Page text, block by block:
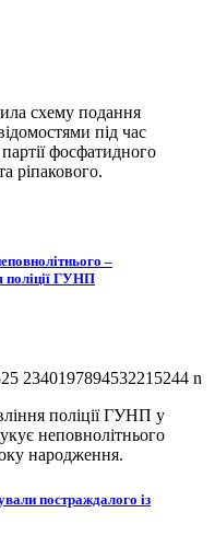
схему подання
під час
фосфатидного
ріпакового.
–
поліції ГУНП
поліції ГУНП у
неповнолітнього
народження.
постраждалого із